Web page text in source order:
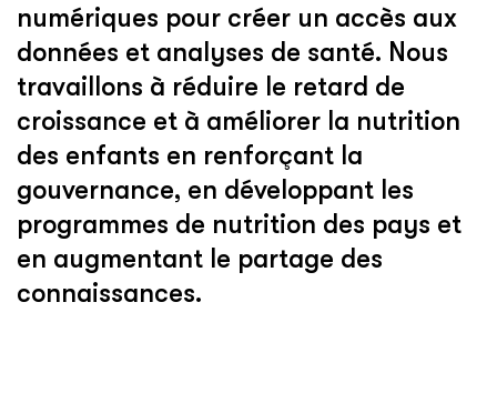
numériques pour créer un accès aux
données et analyses de santé. Nous
travaillons à réduire le retard de
croissance et à améliorer la nutrition
des enfants en renforçant la
gouvernance, en développant les
programmes de nutrition des pays et
en augmentant le partage des
connaissances.